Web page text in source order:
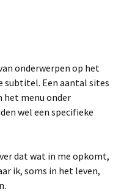
onderwerpen op het
subtitel. Een aantal sites
het menu onder
wel een specifieke
dat wat in me opkomt,
ik, soms in het leven,